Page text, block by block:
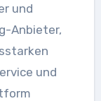
und
Anbieter,
und